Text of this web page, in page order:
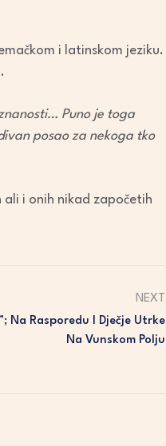
i latinskom jeziku.
Puno je toga
posao za nekoga tko
i onih nikad započetih
NEXT
Na Rasporedu I Dječje Utrke
Na Vunskom Polju